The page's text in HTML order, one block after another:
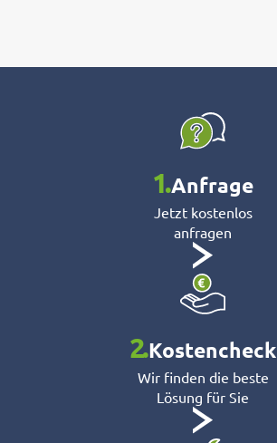
1.Anfrage
Jetzt kostenlos
anfragen
2.Kostencheck
Wir finden die beste
Lösung für Sie